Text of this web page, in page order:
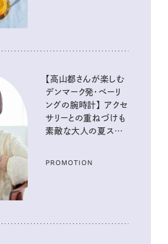
【高山都さんが楽しむ
デンマーク発・ベーリ
ングの腕時計】 アクセ
サリーとの重ねづけも
素敵な大人の夏スタイ
PROMOTION